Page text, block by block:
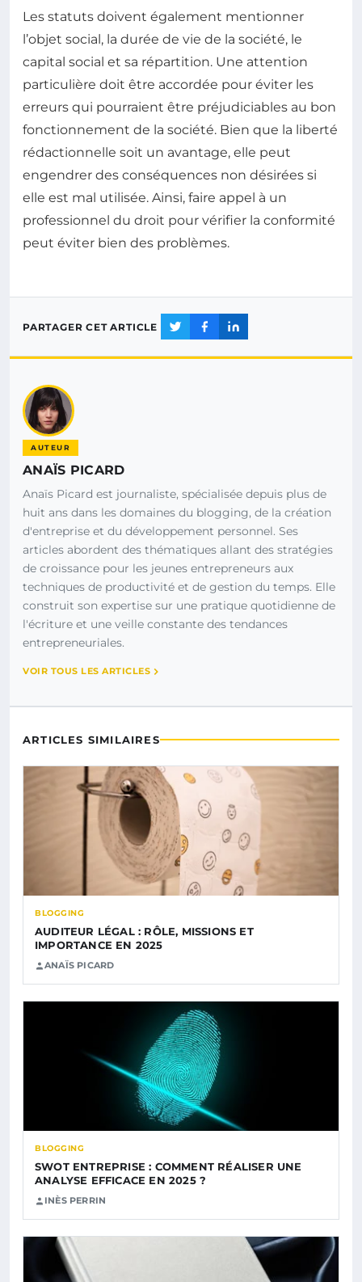
Les statuts doivent également mentionner
l’objet social, la durée de vie de la société, le
capital social et sa répartition. Une attention
particulière doit être accordée pour éviter les
erreurs qui pourraient être préjudiciables au bon
fonctionnement de la société. Bien que la liberté
rédactionnelle soit un avantage, elle peut
engendrer des conséquences non désirées si
elle est mal utilisée. Ainsi, faire appel à un
professionnel du droit pour vérifier la conformité
peut éviter bien des problèmes.
PARTAGER CET ARTICLE
AUTEUR
ANAÏS PICARD
Anaïs Picard est journaliste, spécialisée depuis plus de
huit ans dans les domaines du blogging, de la création
d'entreprise et du développement personnel. Ses
articles abordent des thématiques allant des stratégies
de croissance pour les jeunes entrepreneurs aux
techniques de productivité et de gestion du temps. Elle
construit son expertise sur une pratique quotidienne de
l'écriture et une veille constante des tendances
entrepreneuriales.
VOIR TOUS LES ARTICLES
ARTICLES SIMILAIRES
BLOGGING
AUDITEUR LÉGAL : RÔLE, MISSIONS ET
IMPORTANCE EN 2025
ANAÏS PICARD
BLOGGING
SWOT ENTREPRISE : COMMENT RÉALISER UNE
ANALYSE EFFICACE EN 2025 ?
INÈS PERRIN